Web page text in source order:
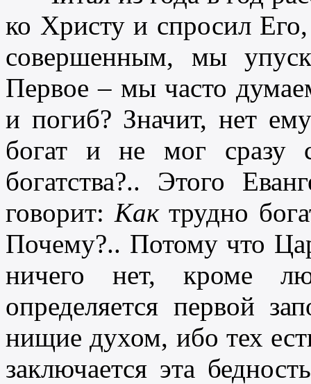
ко Христу и спросил
совершенным, мы
Первое – мы часто
и погиб? Значит, нет
богат и не мог сразу
богатства?.. Этого
говорит: Кактрудно
Почему?.. Потому что
ничего нет, кроме
определяется первой
нищие духом, ибо тех
заключается эта